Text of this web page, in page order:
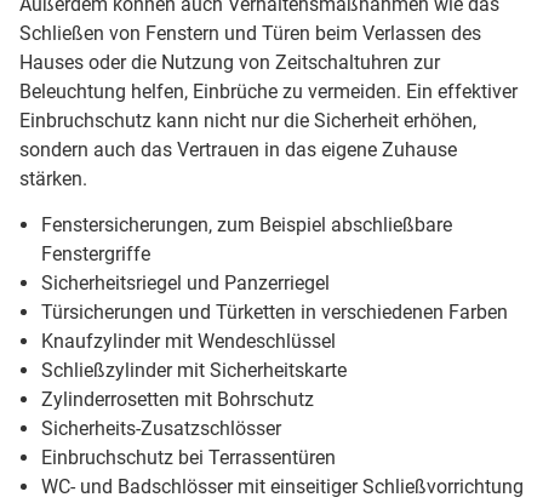
Schließen von Fenstern und Türen beim Verlassen des
Hauses oder die Nutzung von Zeitschaltuhren zur
Beleuchtung helfen, Einbrüche zu vermeiden. Ein effektiver
Einbruchschutz kann nicht nur die Sicherheit erhöhen,
sondern auch das Vertrauen in das eigene Zuhause
stärken.
Fenstersicherungen, zum Beispiel abschließbare
Fenstergriffe
Sicherheitsriegel und Panzerriegel
Türsicherungen und Türketten in verschiedenen Farben
Knaufzylinder mit Wendeschlüssel
Schließzylinder mit Sicherheitskarte
Zylinderrosetten mit Bohrschutz
Sicherheits-Zusatzschlösser
Einbruchschutz bei Terrassentüren
WC- und Badschlösser mit einseitiger Schließvorrichtung